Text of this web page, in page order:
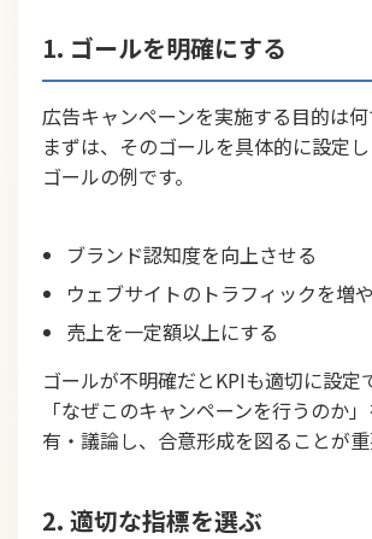
1. ゴールを明確にする
広告キャンペーンを実施する目的は
まずは、そのゴールを具体的に設定
ゴールの例です。
ブランド認知度を向上させる
ウェブサイトのトラフィックを増
売上を一定額以上にする
ゴールが不明確だとKPIも適切に設定
「なぜこのキャンペーンを行うのか
有・議論し、合意形成を図ることが重
2. 適切な指標を選ぶ